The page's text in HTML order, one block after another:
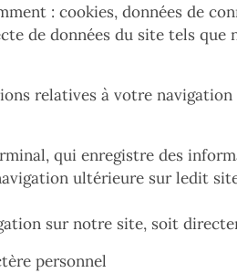
: cookies, données de
de données du site tels
relatives à votre navigation
qui enregistre des
ultérieure sur ledit
sur notre site, soit
personnel